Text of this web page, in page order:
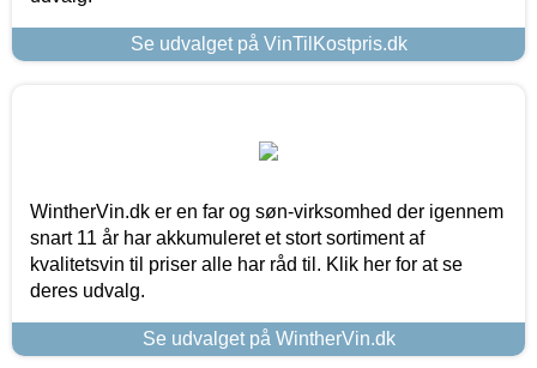
Se udvalget på VinTilKostpris.dk
WintherVin.dk er en far og søn-virksomhed der igennem
snart 11 år har akkumuleret et stort sortiment af
kvalitetsvin til priser alle har råd til. Klik her for at se
deres udvalg.
Se udvalget på WintherVin.dk